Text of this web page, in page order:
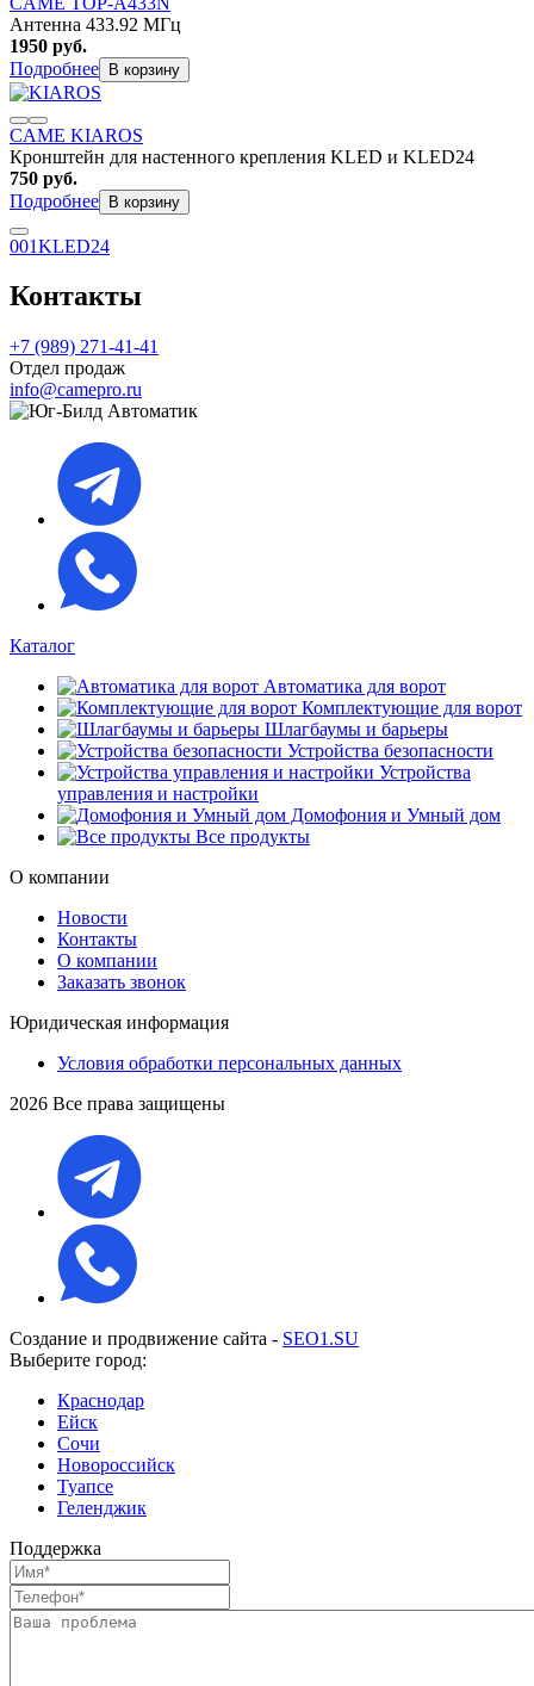
Антенна 433.92 МГц
1950 руб.
Подробнее В корзину
CAME KIAROS
Кронштейн для настенного крепления KLED и KLED24
750 руб.
Подробнее В корзину
001KLED24
Контакты
+7 (989) 271-41-41
Отдел продаж
info@camepro.ru
Каталог
Автоматика для ворот
Комплектующие для ворот
Шлагбаумы и барьеры
Устройства безопасности
Устройства
управления и настройки
Домофония и Умный дом
Все продукты
О компании
Новости
Контакты
О компании
Заказать звонок
Юридическая информация
Условия обработки персональных данных
2026 Все права защищены
Создание и продвижение сайта - SEO1.SU
Выберите город:
Краснодар
Ейск
Сочи
Новороссийск
Туапсе
Геленджик
Поддержка